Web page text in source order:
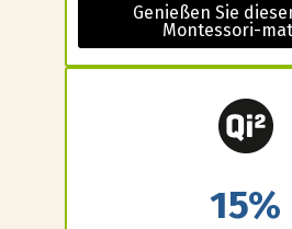
Genießen Sie
Montessori-
15%